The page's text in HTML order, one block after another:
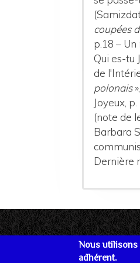
Nous utilisons
adhérent.
coupées
p.18 –
Qui es-tu
de
polonais
Joyeux, p.
(note de
Barbara
Dernière
Se connecter